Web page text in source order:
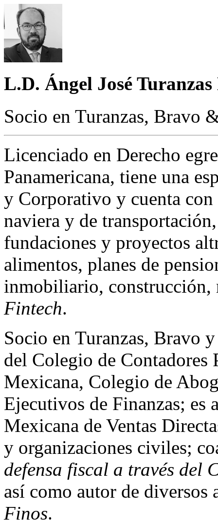
L.D. Ángel José Turanzas
Socio en Turanzas, Bravo
Licenciado en Derecho
Panamericana, tiene una
y Corporativo y cuenta
naviera y de
fundaciones y proyectos
alimentos, planes de
inmobiliario, construcción,
Fintech.
Socio en Turanzas, Bravo
del Colegio de
Mexicana, Colegio de
Ejecutivos de Finanzas; es
Mexicana de Ventas
y organizaciones civiles;
defensa fiscal a través del
así como autor de
Finos.